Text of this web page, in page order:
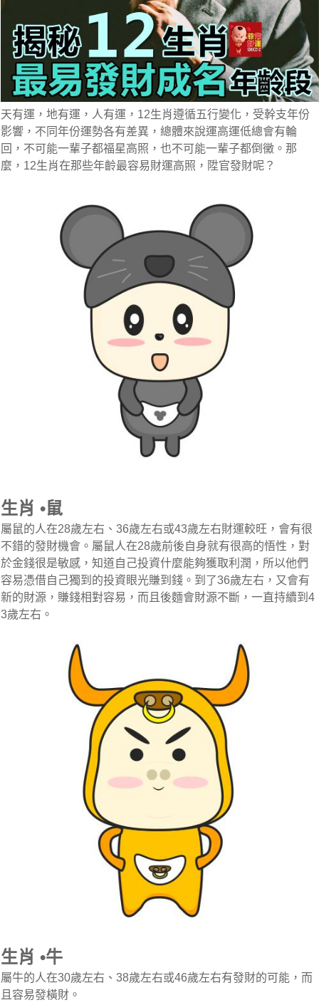
天有運，地有運，人有運，12生肖遵循五行變化，受幹支年份
影響，不同年份運勢各有差異，總體來說運高運低總會有輪
回，不可能一輩子都福星高照，也不可能一輩子都倒黴。那
麼，12生肖在那些年齡最容易財運高照，陞官發財呢？
生肖 •鼠
屬鼠的人在28歲左右、36歲左右或43歲左右財運較旺，會有很
不錯的發財機會。屬鼠人在28歲前後自身就有很高的悟性，對
於金錢很是敏感，知道自己投資什麼能夠獲取利潤，所以他們
容易憑借自己獨到的投資眼光賺到錢。到了36歲左右，又會有
新的財源，賺錢相對容易，而且後麵會財源不斷，一直持續到4
3歲左右。
生肖 •牛
屬牛的人在30歲左右、38歲左右或46歲左右有發財的可能，而
且容易發橫財。